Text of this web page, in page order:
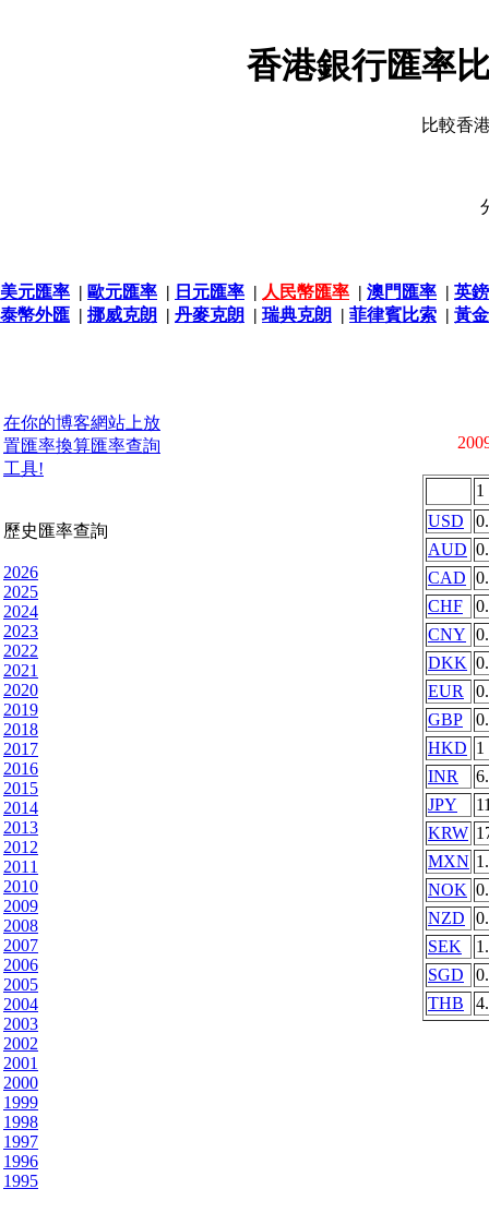
香港銀行匯率
比較香
美元匯率 | 歐元匯率 | 日元匯率 | 人民幣匯率 | 澳門匯率 | 英
泰幣外匯 | 挪威克朗 | 丹麥克朗 | 瑞典克朗 | 菲律賓比索 | 黃
在你的博客網站上放
置匯率換算匯率查詢
工具!
歷史匯率查詢
2026
2025
2024
2023
2022
2021
2020
2019
2018
2017
2016
2015
2014
2013
2012
2011
2010
2009
2008
2007
2006
2005
2004
2003
2002
2001
2000
1999
1998
1997
1996
1995
1
USD
AUD
CAD
CHF
CNY
DKK
EUR
GBP
HKD 1
INR
JPY
KRW
MXN
NOK
NZD
SEK
SGD
THB